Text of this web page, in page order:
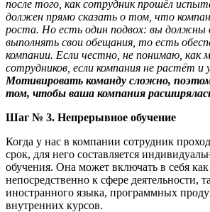
после того, как сотрудник прошёл
должен прямо сказать о том, что
роста. Но есть один подвох: вы должны
выполнять свои обещания, то есть
компании. Если честно, не понимаю, как
сотрудников, если компания не растёт и
Мотивировать команду сложно,
том, чтобы ваша компания
Шаг № 3. Непрерывное обучение
Когда у нас в компании сотрудник
срок, для него составляется
обучения. Она может включать в себя
непосредственно к сфере деятельности,
иностранного языка, программных
внутренних курсов.